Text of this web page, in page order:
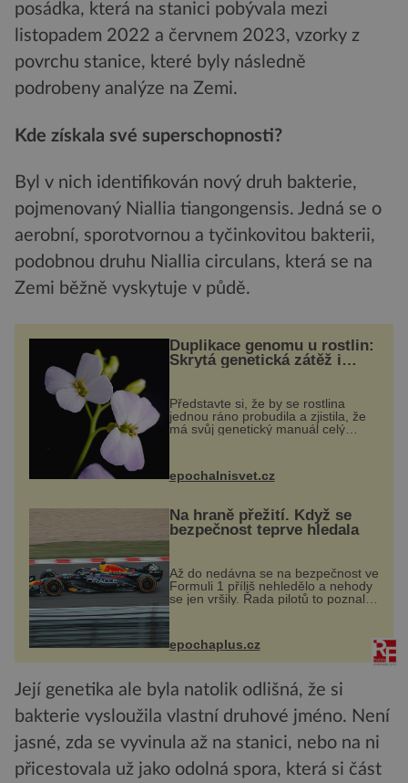
posádka, která na stanici pobývala mezi
listopadem 2022 a červnem 2023, vzorky z
povrchu stanice, které byly následně
podrobeny analýze na Zemi.
Kde získala své superschopnosti?
Byl v nich identifikován nový druh bakterie,
pojmenovaný Niallia tiangongensis. Jedná se o
aerobní, sporotvornou a tyčinkovitou bakterii,
podobnou druhu Niallia circulans, která se na
Zemi běžně vyskytuje v půdě.
Duplikace genomu u rostlin:
Skrytá genetická zátěž i
Představte si, že by se rostlina
jednou ráno probudila a zjistila, že
má svůj genetický manuál celý
výzkumu to může být pro druhy
vstupenka...
epochalnisvet.cz
Na hraně přežití. Když se
bezpečnost teprve hledala
Až do nedávna se na bezpečnost ve
Formuli 1 příliš nehledělo a nehody
se jen vršily. Řada pilotů to poznala
na vlastní kůži, často s trvalými
následky nebo bohužel i ztrátou
života. Dnes nepochopiteln...
epochaplus.cz
Její genetika ale byla natolik odlišná, že si
bakterie vysloužila vlastní druhové jméno. Není
jasné, zda se vyvinula až na stanici, nebo na ni
přicestovala už jako odolná spora, která si část